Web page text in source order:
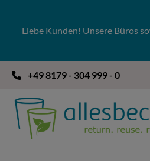
Liebe Kunden! Unsere Büros
+49 8179 - 304 999 - 0